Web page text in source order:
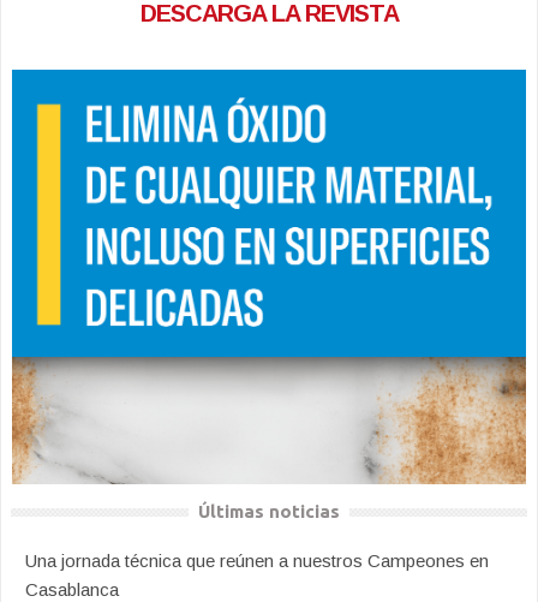
DESCARGA LA REVISTA
Últimas noticias
Una jornada técnica que reúnen a nuestros Campeones en
Casablanca